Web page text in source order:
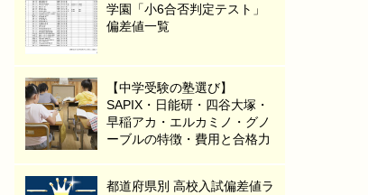
学園「小6合否判定テスト」
偏差値一覧
【中学受験の塾選び】
SAPIX・日能研・四谷大塚・
早稲アカ・エルカミノ・グノ
ーブルの特徴・費用と合格力
都道府県別 高校入試偏差値ラ